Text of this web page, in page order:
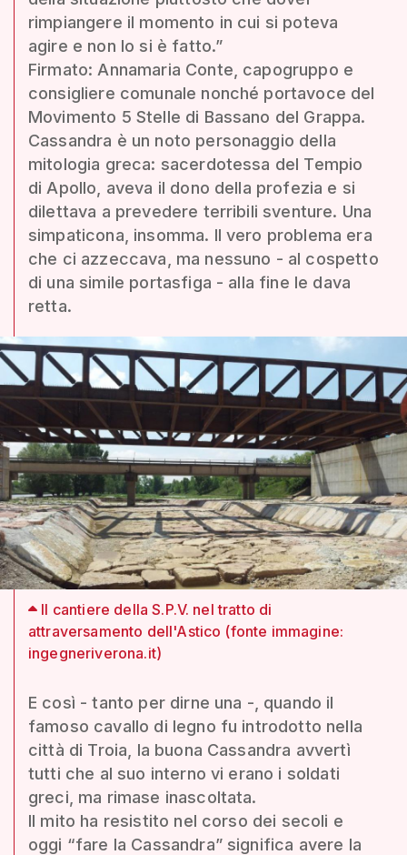
rimpiangere il momento in cui si poteva
agire e non lo si è fatto.”
Firmato: Annamaria Conte, capogruppo e
consigliere comunale nonché portavoce del
Movimento 5 Stelle di Bassano del Grappa.
Cassandra è un noto personaggio della
mitologia greca: sacerdotessa del Tempio
di Apollo, aveva il dono della profezia e si
dilettava a prevedere terribili sventure. Una
simpaticona, insomma. Il vero problema era
che ci azzeccava, ma nessuno - al cospetto
di una simile portasfiga - alla fine le dava
retta.
Il cantiere della S.P.V. nel tratto di
attraversamento dell'Astico (fonte immagine:
ingegneriverona.it)
E così - tanto per dirne una -, quando il
famoso cavallo di legno fu introdotto nella
città di Troia, la buona Cassandra avvertì
tutti che al suo interno vi erano i soldati
greci, ma rimase inascoltata.
Il mito ha resistito nel corso dei secoli e
oggi “fare la Cassandra” significa avere la